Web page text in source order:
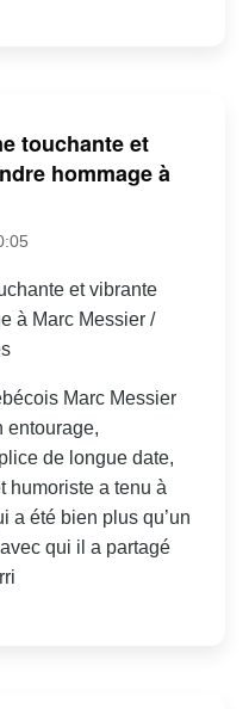
touchante et
hommage à
et vibrante
à Marc Messier /
Marc Messier
entourage,
de longue date,
humoriste a tenu à
a été bien plus qu’un
qui il a partagé